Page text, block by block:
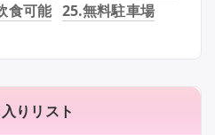
食可能 25.無料駐車場
りリスト